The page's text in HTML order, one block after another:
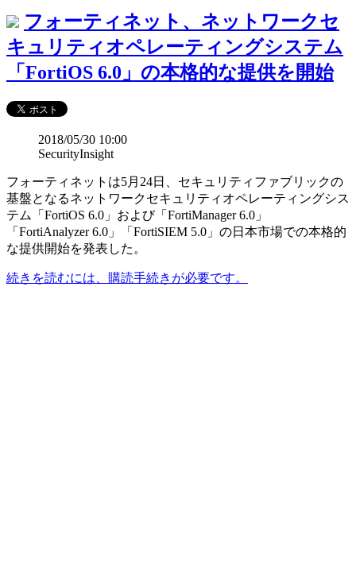
フォーティネット、ネットワークセ
キュリティオペレーティングシステム
「FortiOS 6.0」の本格的な提供を開始
2018/05/30 10:00
SecurityInsight
フォーティネットは5月24日、セキュリティファブリックの
基盤となるネットワークセキュリティオペレーティングシス
テム「FortiOS 6.0」および「FortiManager 6.0」
「FortiAnalyzer 6.0」「FortiSIEM 5.0」の日本市場での本格的
な提供開始を発表した。
続きを読むには、購読手続きが必要です。